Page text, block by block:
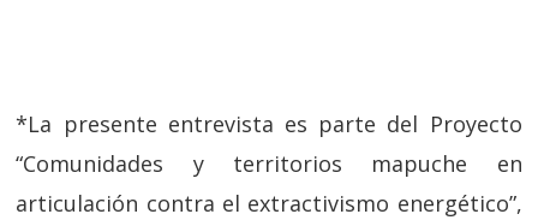
*La presente entrevista es parte del Proyecto
“Comunidades y territorios mapuche en
articulación contra el extractivismo energético”,